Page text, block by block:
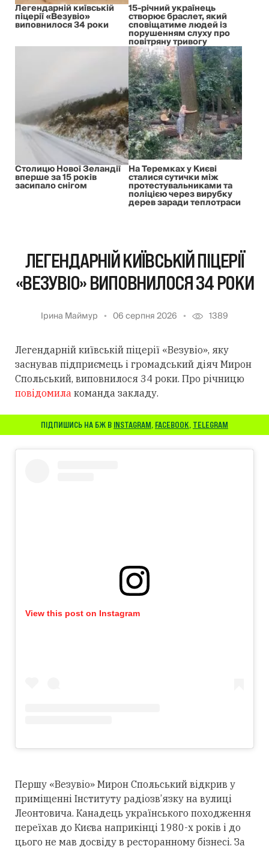
Легендарній київській
піцерії «Везувіо»
виповнилося 34 роки
15-річний українець
створює браслет, який
сповіщатиме людей із
порушенням слуху про
повітряну тривогу
Столицю Нової Зеландії
вперше за 15 років
засипало снігом
На Теремках у Києві
сталися сутички між
протестувальниками та
поліцією через вирубку
дерев заради теплотраси
ЛЕГЕНДАРНІЙ КИЇВСЬКІЙ ПІЦЕРІЇ
«ВЕЗУВІО» ВИПОВНИЛОСЯ 34 РОКИ
Ірина Маймур 06 серпня 2026 1389
Легендарній київській піцерії «Везувіо», яку
заснував підприємець і громадський діяч Мирон
Спольський, виповнилося 34 роки. Про річницю
повідомила команда закладу.
ПІДПИШИСЬ НА БЖ В INSTAGRAM, FACEBOOK, TELEGRAM
View this post on Instagram
Першу «Везувіо» Мирон Спольський відкрив у
приміщенні Інституту радіозв’язку на вулиці
Леонтовича. Канадець українського походження
переїхав до Києва наприкінці 1980-х років і до
цього не мав досвіду в ресторанному бізнесі. За